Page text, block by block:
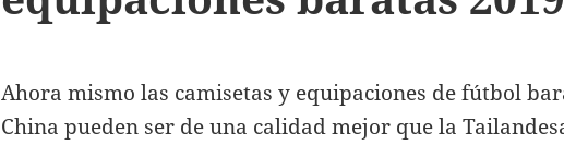
Ahora mismo las camisetas y equipaciones de fútbol
China pueden ser de una calidad mejor que la